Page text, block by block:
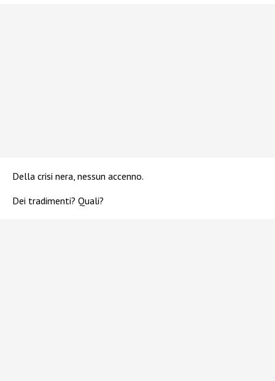
Della crisi nera, nessun accenno.
Dei tradimenti? Quali?